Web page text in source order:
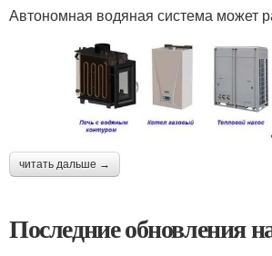
Автономная водяная система может
читать дальше →
Последние обновления